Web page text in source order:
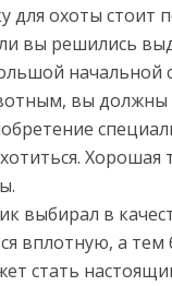
для охоты стоит
вы решились
начальной
вы
выбирал в
вплотную, а
стать